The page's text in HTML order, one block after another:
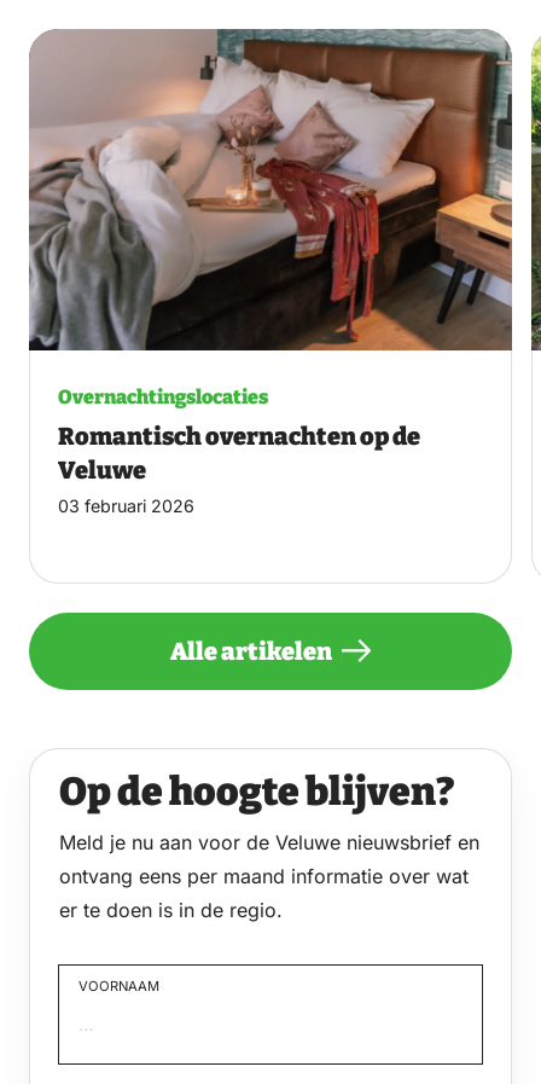
Overnachtingslocaties
Romantisch overnachten op de
Veluwe
03 februari 2026
Alle artikelen
Op de hoogte blijven?
Meld je nu aan voor de Veluwe nieuwsbrief en
ontvang eens per maand informatie over wat
er te doen is in de regio.
VOORNAAM